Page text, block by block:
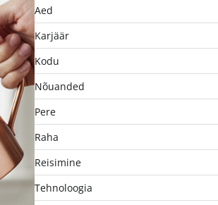
Aed
Karjäär
Kodu
Nõuanded
Pere
Raha
Reisimine
Tehnoloogia